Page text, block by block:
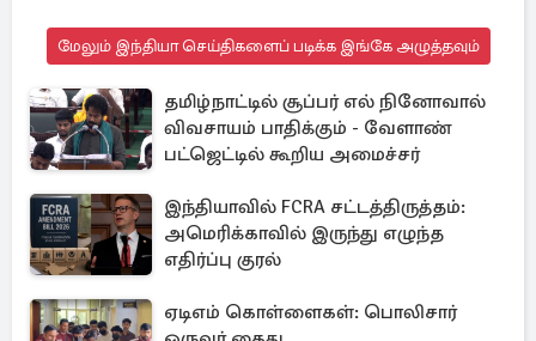
மேலும் இந்தியா செய்திகளைப் படிக்க இங்கே அழுத்தவும்
தமிழ்நாட்டில் சூப்பர் எல் நினோவால்
விவசாயம் பாதிக்கும் - வேளாண்
பட்ஜெட்டில் கூறிய அமைச்சர்
இந்தியாவில் FCRA சட்டத்திருத்தம்:
அமெரிக்காவில் இருந்து எழுந்த
எதிர்ப்பு குரல்
ஏடிஎம் கொள்ளைகள்: பொலிசார்